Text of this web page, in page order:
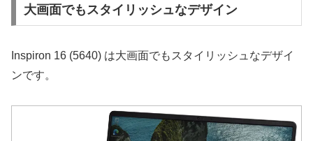
大画面でもスタイリッシュなデザイン
Inspiron 16 (5640) は大画面でもスタイリッシュなデザイ
ンです。